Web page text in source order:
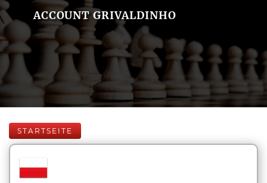
ACCOUNT GRIVALDINHO
STARTSEITE